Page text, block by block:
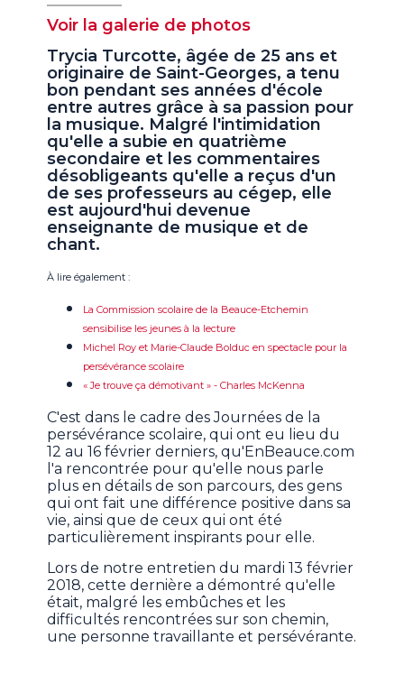
Voir la galerie de photos
Trycia Turcotte, âgée de 25 ans et
originaire de Saint-Georges, a tenu
bon pendant ses années d'école
entre autres grâce à sa passion pour
la musique. Malgré l'intimidation
qu'elle a subie en quatrième
secondaire et les commentaires
désobligeants qu'elle a reçus d'un
de ses professeurs au cégep, elle
est aujourd'hui devenue
enseignante de musique et de
chant.
À lire également :
La Commission scolaire de la Beauce-Etchemin
sensibilise les jeunes à la lecture
Michel Roy et Marie-Claude Bolduc en spectacle pour la
persévérance scolaire
« Je trouve ça démotivant » - Charles McKenna
C'est dans le cadre des Journées de la
persévérance scolaire, qui ont eu lieu du
12 au 16 février derniers, qu'EnBeauce.com
l'a rencontrée pour qu'elle nous parle
plus en détails de son parcours, des gens
qui ont fait une différence positive dans sa
vie, ainsi que de ceux qui ont été
particulièrement inspirants pour elle.
Lors de notre entretien du mardi 13 février
2018, cette dernière a démontré qu'elle
était, malgré les embûches et les
difficultés rencontrées sur son chemin,
une personne travaillante et persévérante.